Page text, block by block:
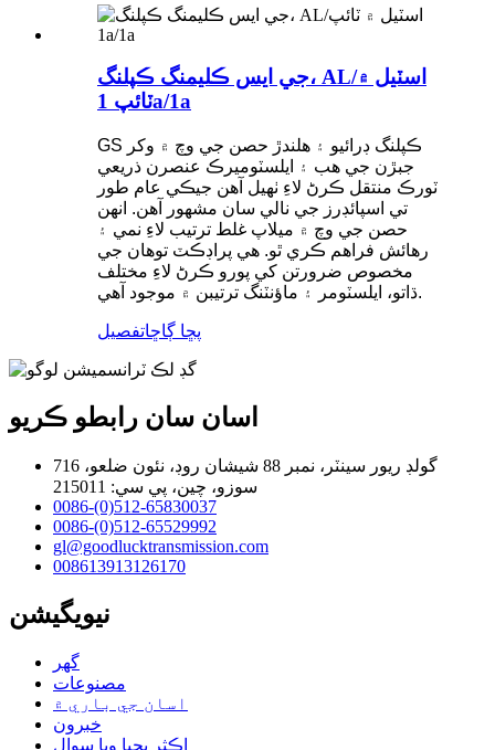
جي ايس ڪليمنگ ڪپلنگ، AL/اسٽيل ۾
ٽائپ 1a/1a
GS ڪپلنگ ڊرائيو ۽ هلندڙ حصن جي وچ ۾ وکر
جبڙن جي هب ۽ ايلسٽوميرڪ عنصرن ذريعي
ٽورڪ منتقل ڪرڻ لاءِ ٺهيل آهن جيڪي عام طور
تي اسپائڊرز جي نالي سان مشهور آهن. انهن
حصن جي وچ ۾ ميلاپ غلط ترتيب لاءِ نمي ۽
رهائش فراهم ڪري ٿو. هي پراڊڪٽ توهان جي
مخصوص ضرورتن کي پورو ڪرڻ لاءِ مختلف
ڌاتو، ايلسٽومر ۽ ماؤنٽنگ ترتيبن ۾ موجود آهي.
پڇا ڳاڇاتفصيل
اسان سان رابطو ڪريو
716 گولڊ ريور سينٽر، نمبر 88 شيشان روڊ، نئون ضلعو،
سوزو، چين، پي سي: 215011
0086-(0)512-65830037
0086-(0)512-65529992
gl@goodlucktransmission.com
008613913126170
نيويگيشن
گھر
مصنوعات
اسان جي باري ۾
خبرون
اڪثر پڇيا ويا سوال